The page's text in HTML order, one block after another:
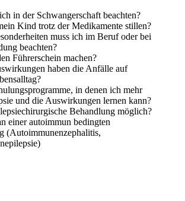
in der Schwangerschaft beachten?
Kind trotz der Medikamente stillen?
muss ich im Beruf oder bei
beachten?
Führerschein machen?
haben die Anfälle auf
in denen ich mehr
und die Auswirkungen lernen kann?
Behandlung möglich?
einer autoimmun bedingten
(Autoimmunenzephalitis,